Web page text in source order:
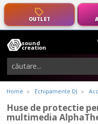
OUTLET
sound
creation
instrumente
muzicale,
echipamente
pro-
audio
Home Echipamente DJ
Huse de protectie
multimedia